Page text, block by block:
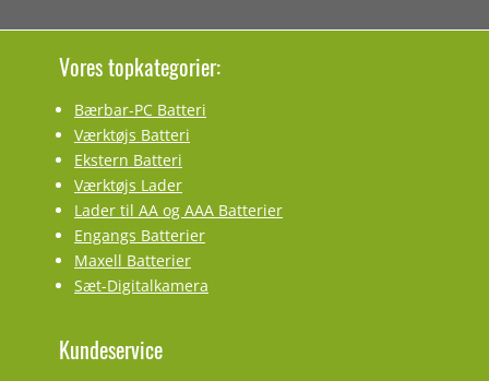
Vores topkategorier:
Bærbar-PC Batteri
Værktøjs Batteri
Ekstern Batteri
Værktøjs Lader
Lader til AA og AAA Batterier
Engangs Batterier
Maxell Batterier
Sæt-Digitalkamera
Kundeservice